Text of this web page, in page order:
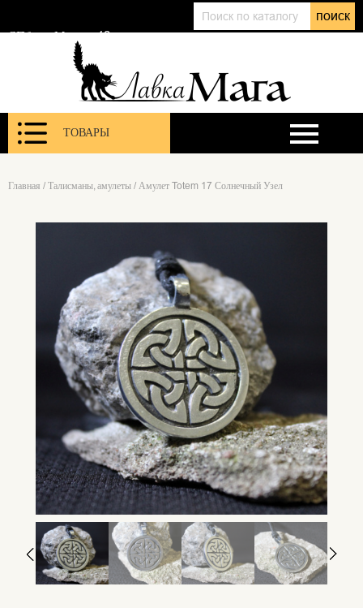
поиск
СПб, ул. Марата 12
ТОВАРЫ
Главная / Талисманы, амулеты / Амулет Totem 17 Солнечный Узел